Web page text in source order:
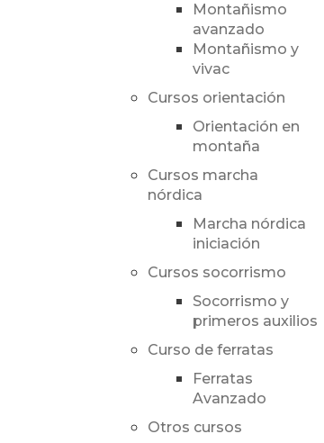
Montañismo
avanzado
Montañismo y
vivac
Cursos orientación
Orientación en
montaña
Cursos marcha
nórdica
Marcha nórdica
iniciación
Cursos socorrismo
Socorrismo y
primeros auxilios
Curso de ferratas
Ferratas
Avanzado
Otros cursos